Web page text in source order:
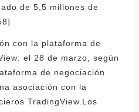
de 5,5 millones de
con la plataforma de
el 28 de marzo, según
de negociación
asociación con la
TradingView.Los